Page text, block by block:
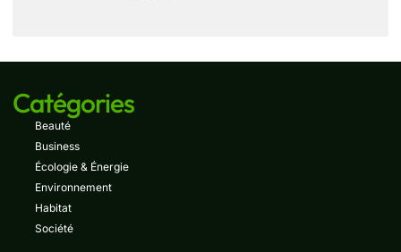
Catégories
Beauté
Business
Écologie & Énergie
Environnement
Habitat
Société